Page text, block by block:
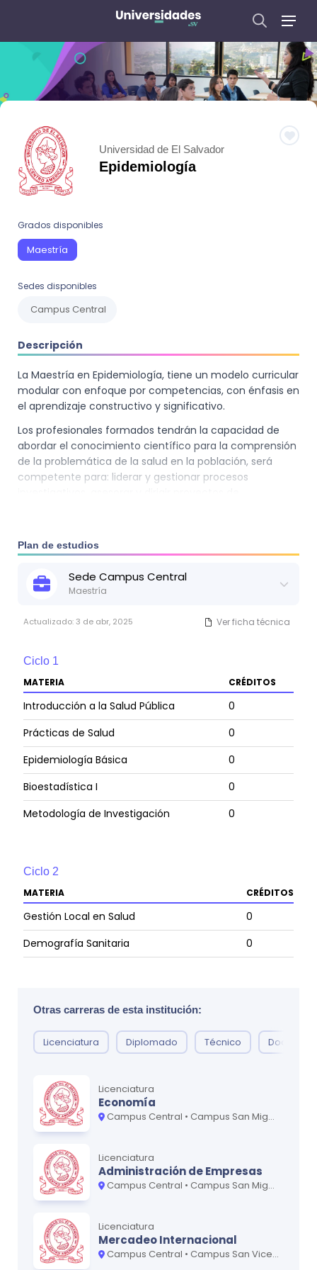
Universidad de El Salvador
Epidemiología
Grados disponibles
Maestría
Sedes disponibles
Campus Central
Descripción
La Maestría en Epidemiología, tiene un modelo curricular
modular con enfoque por competencias, con énfasis en
el aprendizaje constructivo y significativo.
Los profesionales formados tendrán la capacidad de
abordar el conocimiento científico para la comprensión
de la problemática de la salud en la población, será
competente para: liderar y gestionar procesos
Epidemiológica, aportar conocimiento científico de
calidad para la toma de decisiones en los ámbitos
sanitarios y educativos, proponer medidas de
prevención e intervenciones eficaces, de acuerdo a las
Plan de estudios
Sede Campus Central
Maestría
Actualizado: 3 de abr, 2025 Ver ficha técnica
Ciclo 1
MATERIA
CRÉDITOS
Introducción a la Salud Pública
0
Prácticas de Salud
0
Epidemiología Básica
0
Bioestadística I
0
Metodología de Investigación
0
Ciclo 2
MATERIA
CRÉDITOS
Gestión Local en Salud
0
Demografía Sanitaria
0
Bioestadística II
Epidemiología de las Enfermedades
0
Ética en Investigaciones en Salud
MATERIA
Promoción y Educación de la Salud
0
Epidemiología de las Enfermedades
Transmisibles I
Metodología de la Investigación Cualitativa 0
Otras carreras de esta institución:
Licenciatura Diplomado Técnico
Licenciatura
Economía
Campus Central • Campus San Miguel - Oriente
Licenciatura
Administración de Empresas
Campus Central • Campus San Miguel - Oriente • Campus San Vicente - Paracentral
Licenciatura
Mercadeo Internacional
Campus Central • Campus San Vicente - Paracentral